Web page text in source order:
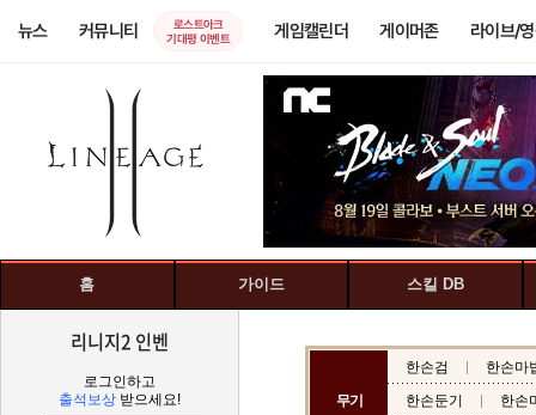
뉴스 커뮤니티
로스트아크
기대평 이벤트
게임캘린더 게이머존 라이브/
홈 가이드 스킬 DB
리니지2 인벤
로그인하고
출석보상 받으세요! 무기
한손검
한손마
한손둔기
한손